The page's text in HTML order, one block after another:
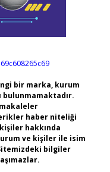
bir marka, kurum
bulunmamaktadır.
makaleler
haber niteliği
hakkında
ve kişiler ile isim
bilgiler